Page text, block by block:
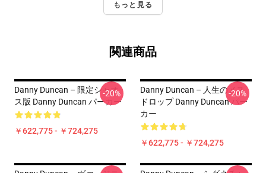
もっと見る
関連商品
Danny Duncan – 限定シャオ
ス版 Danny Duncan パーカー
￥622,775 - ￥724,275
-20%
Danny Duncan – 人生のメス
ドロップ Danny Duncan パー
カー
￥622,775 - ￥724,275
-20%